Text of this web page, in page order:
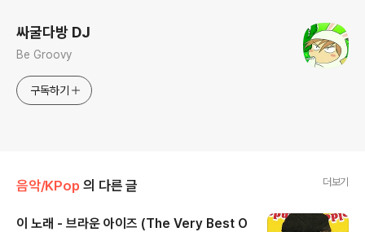
싸굴다방 DJ
Be Groovy
구독하기
음악/KPop 의 다른 글 더보기
이 노래 - 브라운 아이즈 (The Very Best O